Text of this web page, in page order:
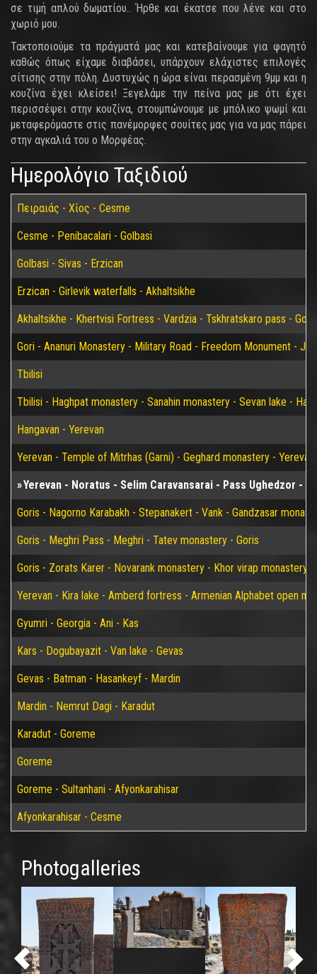
σε τιμή απλού δωματίου.. Ήρθε και έκατσε που λένε και στο
χωριό μου.
Τακτοποιούμε τα πράγματά μας και κατεβαίνουμε για φαγητό
καθώς όπως είχαμε διαβάσει, υπάρχουν ελάχιστες επιλογές
σίτισης στην πόλη. Δυστυχώς η ώρα είναι περασμένη 9μμ και η
κουζίνα έχει κλείσει! Ξεγελάμε την πείνα μας με ότι έχει
περισσέψει στην κουζίνα, στουμπώνουμε με μπόλικο ψωμί και
μεταφερόμαστε στις πανέμορφες σουίτες μας για να μας πάρει
στην αγκαλιά του ο Μορφέας.
Ημερολόγιο Ταξιδιού
Πειραιάς - Χίος - Cesme
Cesme - Penibacalari - Golbasi
Golbasi - Sivas - Erzican
Erzican - Girlevik waterfalls - Akhaltsikhe
Akhaltsikhe - Khertvisi Fortress - Vardzia - Tskhratskaro pass - Gori
Gori - Ananuri Monastery - Military Road - Freedom Monument -
Tbilisi
Tbilisi - Haghpat monastery - Sanahin monastery - Sevan lake -
Hangavan - Yerevan
Yerevan - Temple of Mitrhas (Garni) - Geghard monastery - Yerevan
Yerevan - Noratus - Selim Caravansarai - Pass Ughedzor -
Goris - Nagorno Karabakh - Stepanakert - Vank - Gandzasar
Goris - Meghri Pass - Meghri - Tatev monastery - Goris
Goris - Zorats Karer - Novarank monastery - Khor virap monastery -
Yerevan - Kira lake - Amberd fortress - Armenian Alphabet open
Gyumri - Georgia - Ani - Kas
Kars - Dogubayazit - Van lake - Gevas
Gevas - Batman - Hasankeyf - Mardin
Mardin - Nemrut Dagi - Karadut
Karadut - Goreme
Goreme
Goreme - Sultanhani - Afyonkarahisar
Afyonkarahisar - Cesme
Photogalleries